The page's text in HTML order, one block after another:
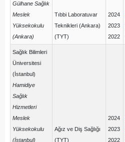
Gülhane Sağlık
Meslek
Yüksekokulu
(Ankara)
Tıbbi Laboratuvar
Teknikleri (Ankara)
(TYT)
2024
2023
2022
Sağlık Bilimleri
Üniversitesi
(İstanbul)
Hamidiye
Sağlık
Hizmetleri
Meslek
Yüksekokulu
(İstanbul)
Ağız ve Diş Sağlığı
(TYT)
2024
2023
2022